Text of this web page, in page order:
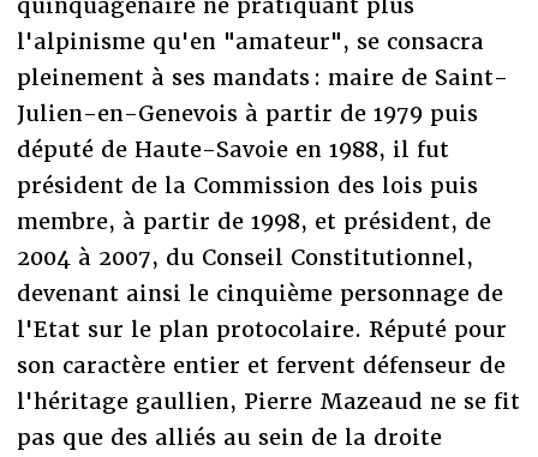
l'alpinisme qu'en "amateur", se consacra
pleinement à ses mandats : maire de Saint-
Julien-en-Genevois à partir de 1979 puis
député de Haute-Savoie en 1988, il fut
président de la Commission des lois puis
membre, à partir de 1998, et président, de
2004 à 2007, du Conseil Constitutionnel,
devenant ainsi le cinquième personnage de
l'Etat sur le plan protocolaire. Réputé pour
son caractère entier et fervent défenseur de
l'héritage gaullien, Pierre Mazeaud ne se fit
pas que des alliés au sein de la droite